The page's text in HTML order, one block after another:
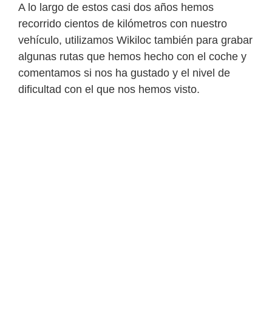
A lo largo de estos casi dos años hemos
recorrido cientos de kilómetros con nuestro
vehículo, utilizamos Wikiloc también para grabar
algunas rutas que hemos hecho con el coche y
comentamos si nos ha gustado y el nivel de
dificultad con el que nos hemos visto.